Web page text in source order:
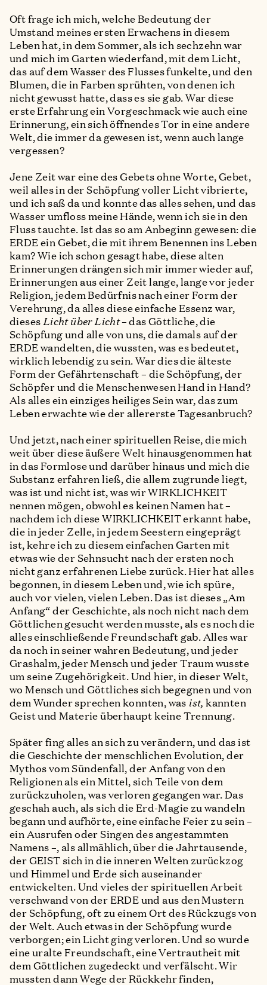
Oft frage ich mich, welche Bedeutung der
Umstand meines ersten Erwachens in diesem
Leben hat, in dem Sommer, als ich sechzehn war
und mich im Garten wiederfand, mit dem Licht,
das auf dem Wasser des Flusses funkelte, und den
Blumen, die in Farben sprühten, von denen ich
nicht gewusst hatte, dass es sie gab. War diese
erste Erfahrung ein Vorgeschmack wie auch eine
Erinnerung, ein sich öffnendes Tor in eine andere
Welt, die immer da gewesen ist, wenn auch lange
vergessen?
Jene Zeit war eine des Gebets ohne Worte, Gebet,
weil alles in der Schöpfung voller Licht vibrierte,
und ich saß da und konnte das alles sehen, und das
Wasser umfloss meine Hände, wenn ich sie in den
Fluss tauchte. Ist das so am Anbeginn gewesen: die
ERDE ein Gebet, die mit ihrem Benennen ins Leben
kam? Wie ich schon gesagt habe, diese alten
Erinnerungen drängen sich mir immer wieder auf,
Erinnerungen aus einer Zeit lange, lange vor jeder
Religion, jedem Bedürfnis nach einer Form der
Verehrung, da alles diese einfache Essenz war,
diesesLicht über Licht– das Göttliche, die
Schöpfung und alle von uns, die damals auf der
ERDE wandelten, die wussten, was es bedeutet,
wirklich lebendig zu sein. War dies die älteste
Form der Gefährtenschaft – die Schöpfung, der
Schöpfer und die Menschenwesen Hand in Hand?
Als alles ein einziges heiliges Sein war, das zum
Leben erwachte wie der allererste Tagesanbruch?
Und jetzt, nach einer spirituellen Reise, die mich
weit über diese äußere Welt hinausgenommen hat
in das Formlose und darüber hinaus und mich die
Substanz erfahren ließ, die allem zugrunde liegt,
was ist und nicht ist, was wir WIRKLICHKEIT
nennen mögen, obwohl es keinen Namen hat –
nachdem ich diese WIRKLICHKEIT erkannt habe,
die in jeder Zelle, in jedem Seestern eingeprägt
ist, kehre ich zu diesem einfachen Garten mit
etwas wie der Sehnsucht nach der ersten noch
nicht ganz erfahrenen Liebe zurück. Hier hat alles
begonnen, in diesem Leben und, wie ich spüre,
auch vor vielen, vielen Leben. Das ist dieses „Am
Anfang“ der Geschichte, als noch nicht nach dem
Göttlichen gesucht werden musste, als es noch die
alles einschließende Freundschaft gab. Alles war
da noch in seiner wahren Bedeutung, und jeder
Grashalm, jeder Mensch und jeder Traum wusste
um seine Zugehörigkeit. Und hier, in dieser Welt,
wo Mensch und Göttliches sich begegnen und von
dem Wunder sprechen konnten, was ist,kannten
Geist und Materie überhaupt keine Trennung.
Später fing alles an sich zu verändern, und das ist
die Geschichte der menschlichen Evolution, der
Mythos vom Sündenfall, der Anfang von den
Religionen als ein Mittel, sich Teile von dem
zurückzuholen, was verloren gegangen war. Das
geschah auch, als sich die Erd-Magie zu wandeln
begann und aufhörte, eine einfache Feier zu sein –
ein Ausrufen oder Singen des angestammten
Namens –, als allmählich, über die Jahrtausende,
der GEIST sich in die inneren Welten zurückzog
und Himmel und Erde sich auseinander
entwickelten. Und vieles der spirituellen Arbeit
verschwand von der ERDE und aus den Mustern
der Schöpfung, oft zu einem Ort des Rückzugs von
der Welt. Auch etwas in der Schöpfung wurde
verborgen; ein Licht ging verloren. Und so wurde
eine uralte Freundschaft, eine Vertrautheit mit
dem Göttlichen zugedeckt und verfälscht. Wir
mussten dann Wege der Rückkehr finden,